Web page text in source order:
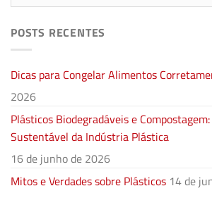
POSTS RECENTES
Dicas para Congelar Alimentos
2026
Plásticos Biodegradáveis e
Sustentável da Indústria Plástica
16 de junho de 2026
Mitos e Verdades sobre Plásticos 14 de